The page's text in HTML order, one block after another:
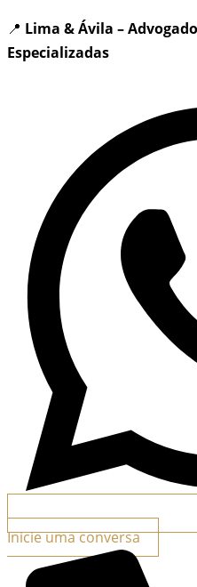
📍 Lima & Ávila –
Especializadas
Inicie uma conversa